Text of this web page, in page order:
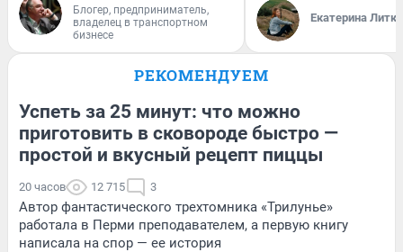
Блогер, предприниматель,
владелец в транспортном
бизнесе
Екатерина
РЕКОМЕНДУЕМ
Успеть за 25 минут: что можно
приготовить в сковороде быстро —
простой и вкусный рецепт пиццы
20 часов 12 715 3
Автор фантастического трехтомника «Трилунье»
работала в Перми преподавателем, а первую книгу
написала на спор — ее история